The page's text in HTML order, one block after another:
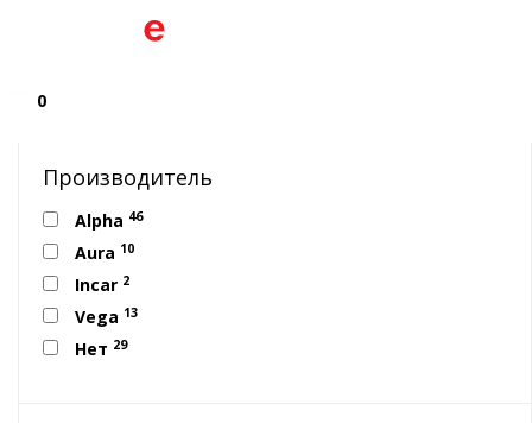
0
Производитель
Alpha 46
Aura 10
Incar 2
Vega 13
Нет 29